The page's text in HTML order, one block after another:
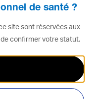
de santé ?
site sont réservées aux
confirmer votre statut.